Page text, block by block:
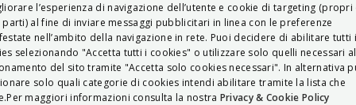
ENGLISH
FRENCH
HUNGARIAN
DEUTSCH
l’esperienza di navigazione dell’utente e cookie di targeting (propri
parti) al fine di inviare messaggi pubblicitari in linea con le preferenze
nell’ambito della navigazione in rete. Puoi decidere di abilitare tutti i
selezionando "Accetta tutti i cookies" o utilizzare solo quelli necessari al
del sito tramite "Accetta solo cookies necessari". In alternativa
solo quali categorie di cookies intendi abilitare tramite la lista che
maggiori informazioni consulta la nostra Privacy & Cookie Policy